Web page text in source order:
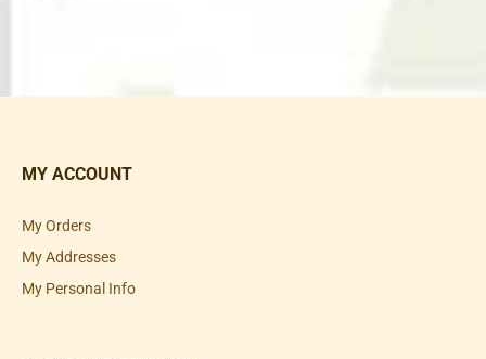
MY ACCOUNT
My Orders
My Addresses
My Personal Info